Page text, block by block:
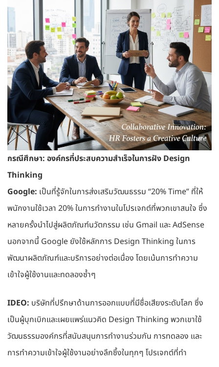
กรณีศึกษา: องค์กรที่ประสบความสำเร็จในการฝัง Design
Thinking
Google: เป็นที่รู้จักในการส่งเสริมวัฒนธรรม “20% Time” ที่ให้
พนักงานใช้เวลา 20% ในการทำงานในโปรเจกต์ที่พวกเขาสนใจ ซึ่ง
หลายครั้งนำไปสู่ผลิตภัณฑ์นวัตกรรม เช่น Gmail และ AdSense
นอกจากนี้ Google ยังใช้หลักการ Design Thinking ในการ
พัฒนาผลิตภัณฑ์และบริการอย่างต่อเนื่อง โดยเน้นการทำความ
เข้าใจผู้ใช้งานและทดลองซ้ำๆ
IDEO: บริษัทที่ปรึกษาด้านการออกแบบที่มีชื่อเสียงระดับโลก ซึ่ง
เป็นผู้บุกเบิกและเผยแพร่แนวคิด Design Thinking พวกเขาใช้
วัฒนธรรมองค์กรที่สนับสนุนการทำงานร่วมกัน การทดลอง และ
การทำความเข้าใจผู้ใช้งานอย่างลึกซึ้งในทุกๆ โปรเจกต์ที่ทำ